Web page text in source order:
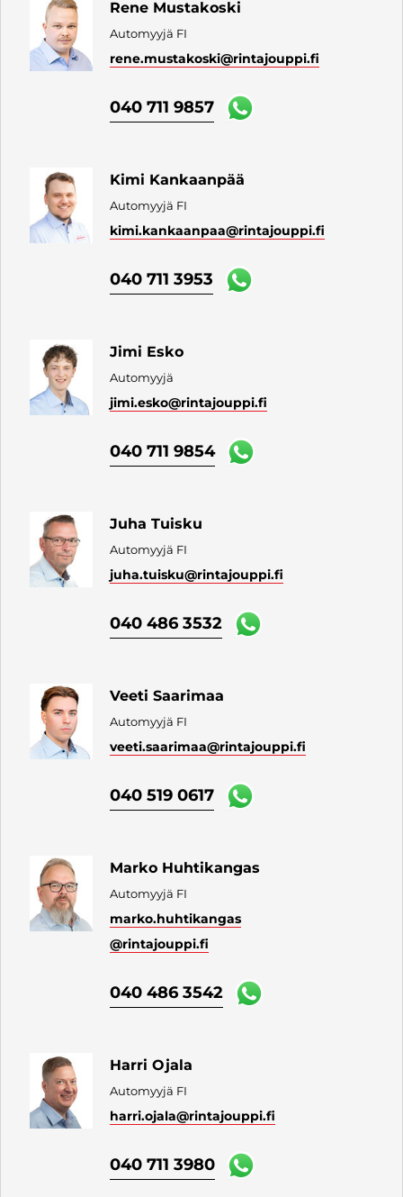
Rene Mustakoski
Automyyjä FI
rene.mustakoski@rintajouppi.fi
040 711 9857
Kimi Kankaanpää
Automyyjä FI
kimi.kankaanpaa@rintajouppi.fi
040 711 3953
Jimi Esko
Automyyjä
jimi.esko@rintajouppi.fi
040 711 9854
Juha Tuisku
Automyyjä FI
juha.tuisku@rintajouppi.fi
040 486 3532
Veeti Saarimaa
Automyyjä FI
veeti.saarimaa@rintajouppi.fi
040 519 0617
Marko Huhtikangas
Automyyjä FI
marko.huhtikangas
@rintajouppi.fi
040 486 3542
Harri Ojala
Automyyjä FI
harri.ojala@rintajouppi.fi
040 711 3980